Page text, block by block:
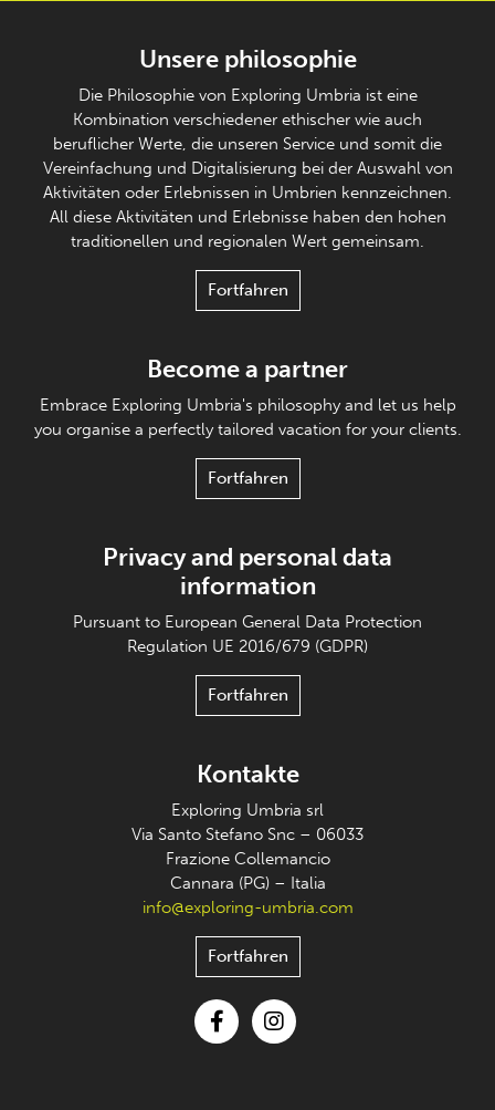
Unsere philosophie
Die Philosophie von Exploring Umbria ist eine
Kombination verschiedener ethischer wie auch
beruflicher Werte, die unseren Service und somit die
Vereinfachung und Digitalisierung bei der Auswahl von
Aktivitäten oder Erlebnissen in Umbrien kennzeichnen.
All diese Aktivitäten und Erlebnisse haben den hohen
traditionellen und regionalen Wert gemeinsam.
Fortfahren
Become a partner
Embrace Exploring Umbria's philosophy and let us help
you organise a perfectly tailored vacation for your clients.
Fortfahren
Privacy and personal data
information
Pursuant to European General Data Protection
Regulation UE 2016/679 (GDPR)
Fortfahren
Kontakte
Exploring Umbria srl
Via Santo Stefano Snc – 06033
Frazione Collemancio
Cannara (PG) – Italia
info@exploring-umbria.com
Fortfahren